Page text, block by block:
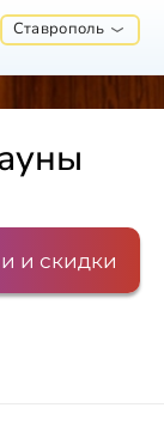
Ставрополь
и скидки